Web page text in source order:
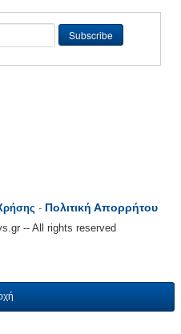
- Πολιτική Απορρήτου
-- All rights reserved